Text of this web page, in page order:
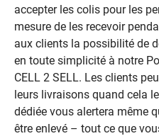
accepter les colis pour les
mesure de les recevoir
aux clients la possibilité de
en toute simplicité à notre
CELL 2 SELL. Les clients
leurs livraisons quand cela
dédiée vous alertera même
être enlevé – tout ce que